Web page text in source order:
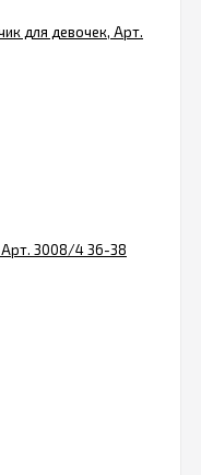
для девочек, Арт.
Арт. 3008/4 36-38